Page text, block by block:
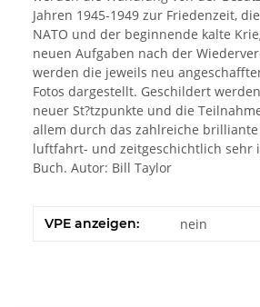
Jahren 1945-1949 zur Friedenzeit,
NATO und der beginnende kalte
neuen Aufgaben nach der
werden die jeweils neu
Fotos dargestellt. Geschildert
neuer St?tzpunkte und die
allem durch das zahlreiche
luftfahrt- und zeitgeschichtlich sehr
Buch. Autor: Bill Taylor
VPE anzeigen: nein